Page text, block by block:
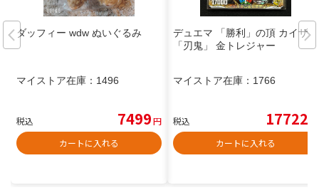
ダッフィー wdw ぬいぐるみ
マイストア在庫： 1496
税込 7499円
カートに入れる
デュエマ 「勝利」の頂 カイザー
「刃鬼」 金トレジャー
マイストア在庫： 1766
税込 17722
カートに入れる